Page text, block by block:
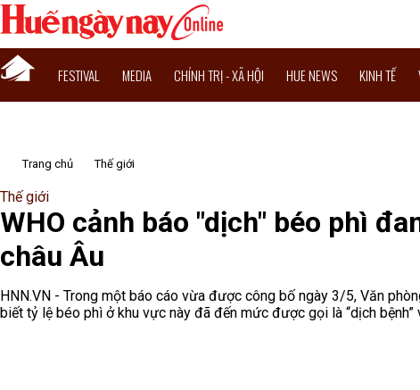
FESTIVAL MEDIA CHÍNH TRỊ - XÃ HỘI HUE NEWS KINH TẾ
Trang chủ Thế giới
Thế giới
WHO cảnh báo "dịch" béo phì
châu Âu
HNN.VN - Trong một báo cáo vừa được công bố ngày 3/5, Văn
biết tỷ lệ béo phì ở khu vực này đã đến mức được gọi là “dịch bệnh”